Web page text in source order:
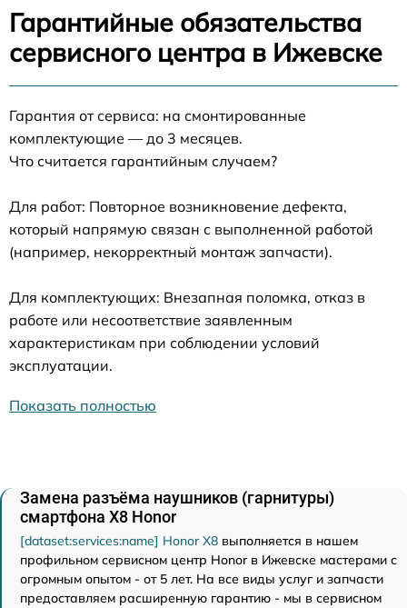
Гарантийные обязательства
сервисного центра в Ижевске
Гарантия от сервиса: на смонтированные
комплектующие — до 3 месяцев.
Что считается гарантийным случаем?
Для работ: Повторное возникновение дефекта,
который напрямую связан с выполненной работой
(например, некорректный монтаж запчасти).
Для комплектующих: Внезапная поломка, отказ в
работе или несоответствие заявленным
характеристикам при соблюдении условий
эксплуатации.
Показать полностью
Замена разъёма наушников (гарнитуры)
смартфона X8 Honor
[dataset:services:name] Honor X8 выполняется в нашем
профильном сервисном центр Honor в Ижевске мастерами с
огромным опытом - от 5 лет. На все виды услуг и запчасти
предоставляем расширенную гарантию - мы в сервисном